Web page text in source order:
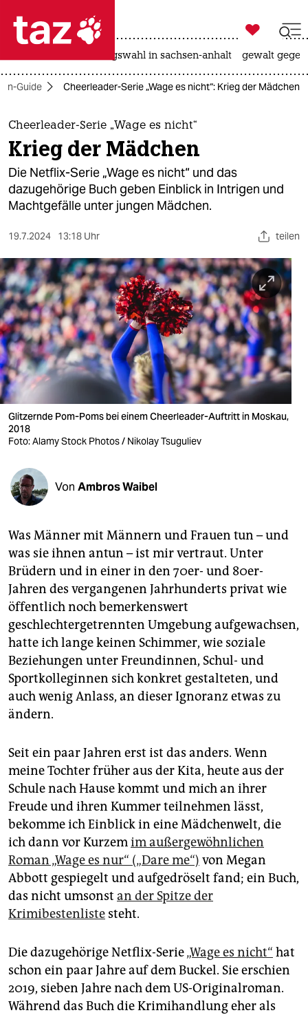
 taz zahl ich
taz zahl ich
themen
politik
öko
gesellschaft
sport
berlin
nord
wahrheit
verlag
verlag
shop
fragen & hilfe
unterstützen
abo
genossenschaft
epaper login

taz zahl ich
landtagswahl in sachsen-anhalt gewalt
Guide Cheerleader-Serie „Wage es nicht“: Krieg der Mädchen
Cheerleader-Serie „Wage es nicht“
Krieg der Mädchen
Die Netflix-Serie „Wage es nicht“ und das
dazugehörige Buch geben Einblick in Intrigen und
Machtgefälle unter jungen Mädchen.
19.7.2024 13:18 Uhr teilen
Glitzernde Pom-Poms bei einem Cheerleader-Auftritt in Moskau,
2018
Foto: Alamy Stock Photos / Nikolay Tsuguliev
Von Ambros Waibel
Was Männer mit Männern und Frauen tun – und
was sie ihnen antun – ist mir vertraut. Unter
Brüdern und in einer in den 70er- und 80er-
Jahren des vergangenen Jahrhunderts privat wie
öffentlich noch bemerkenswert
geschlechtergetrennten Umgebung aufgewachsen,
hatte ich lange keinen Schimmer, wie soziale
Beziehungen unter Freundinnen, Schul- und
Sportkolleginnen sich konkret gestalteten, und
auch wenig Anlass, an dieser Ignoranz etwas zu
ändern.
Seit ein paar Jahren erst ist das anders. Wenn
meine Tochter früher aus der Kita, heute aus der
Schule nach Hause kommt und mich an ihrer
Freude und ihren Kummer teilnehmen lässt,
bekomme ich Einblick in eine Mädchenwelt, die
ich dann vor Kurzemim außergewöhnlichen
Roman „Wage es nur“ („Dare me“) von Megan
Abbott gespiegelt und aufgedröselt fand; ein Buch,
das nicht umsonst an der Spitze der
Krimibestenliste steht.
Die dazugehörige Netflix-Serie„Wage es nicht“ hat
schon ein paar Jahre auf dem Buckel. Sie erschien
2019, sieben Jahre nach dem US-Originalroman.
Während das Buch die Krimihandlung eher als